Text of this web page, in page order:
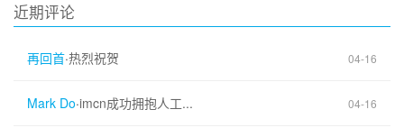
近期评论
再回首·热烈祝贺 04-16
Mark Do·imcn成功拥抱人工... 04-16